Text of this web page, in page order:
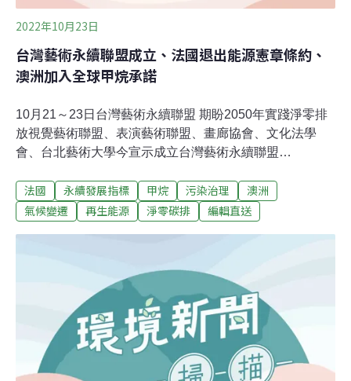
2022年10月23日
台灣藝術永續聯盟成立、法國退出能源憲章條約、
澳洲加入全球甲烷承諾
10月21～23日台灣藝術永續聯盟 期盼2050年實踐淨零排
放視覺藝術聯盟、表演藝術聯盟、畫廊協會、文化法學
會、台北藝術大學今宣示成立台灣藝術永續聯盟
畫」，宣告台灣藝術永續聯盟深信藝術的價值，面臨氣候
變遷，呼應「台灣2050淨零排放路徑」及聯合國永續發展
藝術永續聯盟」；為響應聯合國SDGs及行政院國家永續
發展委員會之目標，2022台北藝博加入畫廊氣候聯盟
（Gallery Climate Coalition，簡稱GCC），共同為減少視
覺藝術領域的碳排放以及實踐零浪費的目標努力。（自由
時報報導）
法國 永續發展指標 甲烷 污染治理
澳洲
氣候變遷
再生能源 淨零碳排 編輯直送